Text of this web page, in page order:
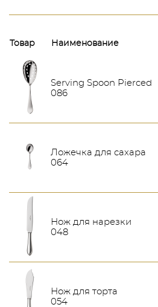
Товар Наименование
Serving Spoon Pierced
086
Ложечка для сахара
064
Нож для нарезки
048
Нож для торта
054